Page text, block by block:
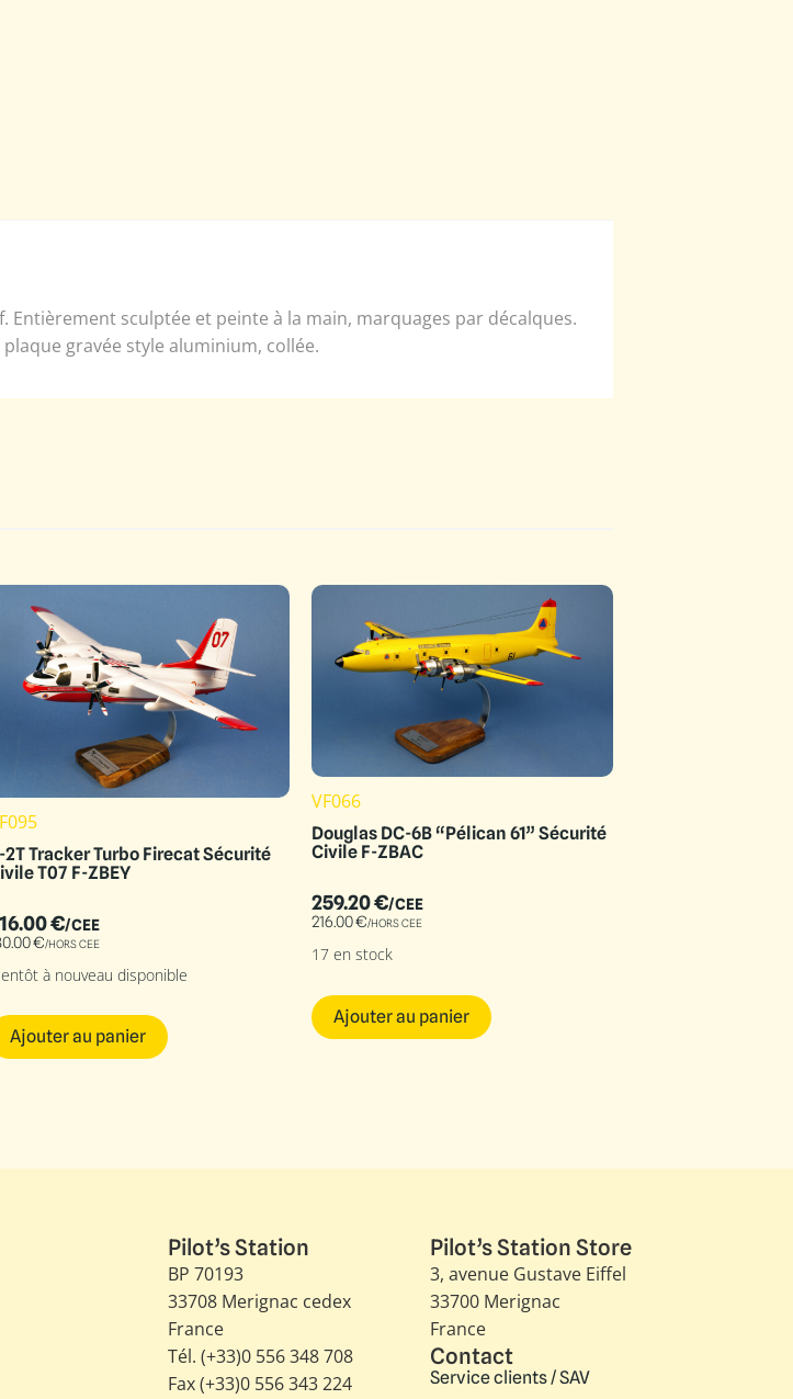
sculptée et peinte à la main, marquages par décalques.
gravée style aluminium, collée.
2T Tracker Turbo Firecat Sécurité
T07 F-ZBEY
€/CEE
€/HORS CEE
à nouveau disponible
Ajouter au panier
VF066
Douglas DC-6B “Pélican 61” Sécurité
Civile F-ZBAC
259.20€/CEE
216.00€/HORS CEE
17 en stock
Ajouter au panier
Pilot’s Station
BP 70193
33708 Merignac cedex
France
Tél. (+33)0 556 348 708
Fax (+33)0 556 343 224
Pilot’s Station Store
3, avenue Gustave Eiffel​
33700 Merignac
France
Contact
Service clients / SAV